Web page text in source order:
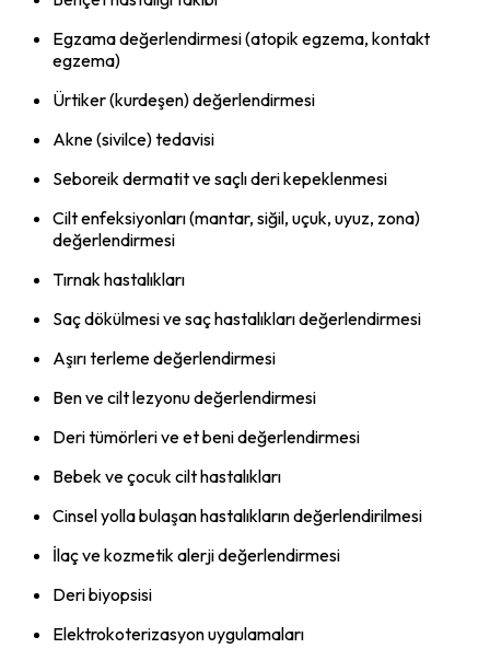
Egzama değerlendirmesi (atopik egzema, kontakt
egzema)
Ürtiker (kurdeşen) değerlendirmesi
Akne (sivilce) tedavisi
Seboreik dermatit ve saçlı deri kepeklenmesi
Cilt enfeksiyonları (mantar, siğil, uçuk, uyuz, zona)
değerlendirmesi
Tırnak hastalıkları
Saç dökülmesi ve saç hastalıkları değerlendirmesi
Aşırı terleme değerlendirmesi
Ben ve cilt lezyonu değerlendirmesi
Deri tümörleri ve et beni değerlendirmesi
Bebek ve çocuk cilt hastalıkları
Cinsel yolla bulaşan hastalıkların değerlendirilmesi
İlaç ve kozmetik alerji değerlendirmesi
Deri biyopsisi
Elektrokoterizasyon uygulamaları